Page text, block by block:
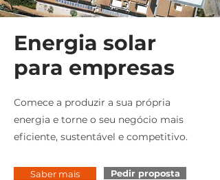
Energia solar
para empresas
Comece a produzir a sua própria
energia e torne o seu negócio mais
eficiente, sustentável e competitivo.
Saber mais Pedir proposta